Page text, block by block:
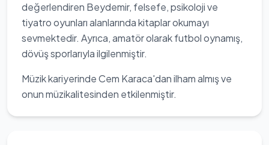
değerlendiren Beydemir, felsefe, psikoloji ve
tiyatro oyunları alanlarında kitaplar okumayı
sevmektedir. Ayrıca, amatör olarak futbol oynamış,
dövüş sporlarıyla ilgilenmiştir.
Müzik kariyerinde Cem Karaca'dan ilham almış ve
onun müzikalitesinden etkilenmiştir.